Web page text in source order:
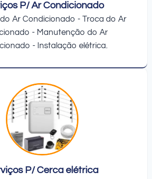
P/ Ar Condicionado
Ar Condicionado - Troca do Ar
- Manutenção do Ar
- Instalação elétrica.
P/ Cerca elétrica